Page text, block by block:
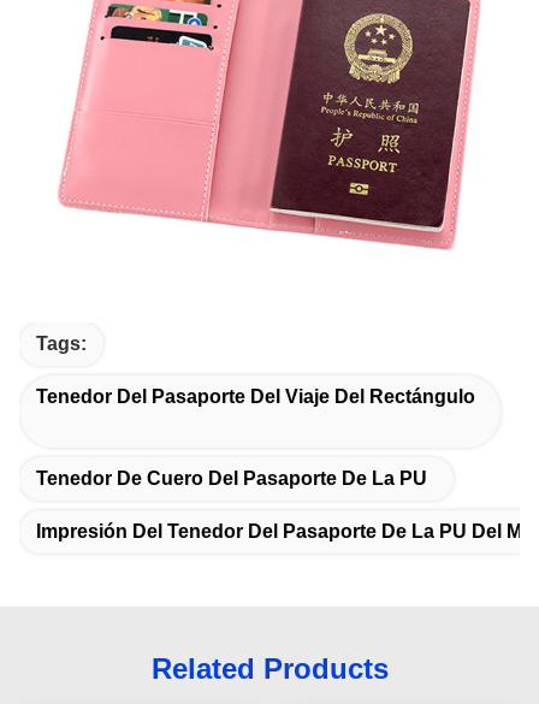
Tags:
Tenedor Del Pasaporte Del Viaje Del Rectángulo
Tenedor De Cuero Del Pasaporte De La PU
Impresión Del Tenedor Del Pasaporte De La PU Del
Related Products